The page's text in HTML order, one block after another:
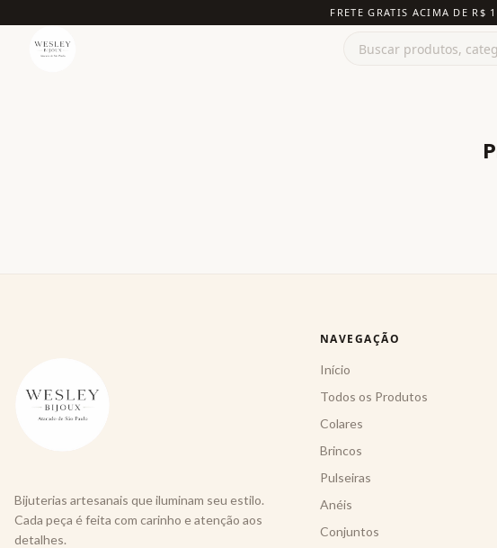
FRETE GRATIS ACIMA DE
Bijuterias artesanais que iluminam seu estilo.
Cada peça é feita com carinho e atenção aos
detalhes.
NAVEGAÇÃO
Início
Todos os Produtos
Colares
Brincos
Pulseiras
Anéis
Conjuntos